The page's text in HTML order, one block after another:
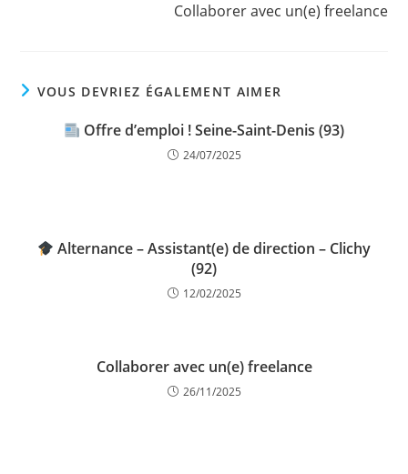
Collaborer avec un(e) freelance
VOUS DEVRIEZ ÉGALEMENT AIMER
Offre d’emploi ! Seine-Saint-Denis (93)
24/07/2025
Alternance – Assistant(e) de direction – Clichy
(92)
12/02/2025
Collaborer avec un(e) freelance
26/11/2025